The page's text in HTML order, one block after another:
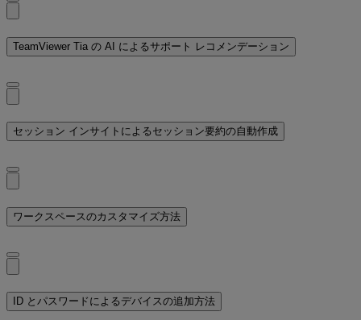
TeamViewer Tia の AI によるサポート レコメンデーション
セッション インサイトによるセッション要約の自動作成
ワークスペースのカスタマイズ方法
ID とパスワードによるデバイスの追加方法